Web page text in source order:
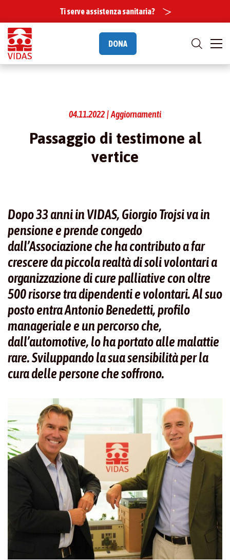
Ti serve assistenza sanitaria?
DONA
04.11.2022 | Aggiornamenti
Passaggio di testimone al
vertice
Dopo 33 anni in VIDAS, Giorgio Trojsi va in
pensione e prende congedo
dall’Associazione che ha contributo a far
crescere da piccola realtà di soli volontari a
organizzazione di cure palliative con oltre
500 risorse tra dipendenti e volontari. Al suo
posto entra Antonio Benedetti, profilo
manageriale e un percorso che,
dall’automotive, lo ha portato alle malattie
rare. Sviluppando la sua sensibilità per la
cura delle persone che soffrono.